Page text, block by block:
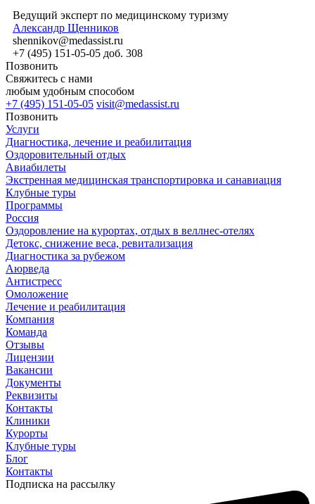
Ведущий эксперт по медицинскому туризму
Александр Щенников
shennikov@medassist.ru
+7 (495) 151-05-05 доб. 308
Позвонить
Свяжитесь с нами
любым удобным способом
+7 (495) 151-05-05 visit@medassist.ru
Позвонить
Услуги
Диагностика, лечение и реабилитация
Оздоровительный отдых
Авиабилеты
Экстренная медицинская транспортировка и санавиация
Клубные туры
Программы
Россия
Оздоровление на курортах, отдых в веллнес-отелях
Детокс, снижение веса, ревитализация
Диагностика за рубежом
Аюрведа
Антистресс
Омоложение
Лечение и реабилитация
Компания
Команда
Отзывы
Лицензии
Вакансии
Документы
Реквизиты
Контакты
Клиники
Курорты
Клубные туры
Блог
Контакты
Подписка на рассылку